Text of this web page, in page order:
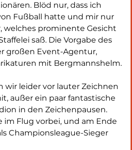
Blöd nur, dass ich
Fußball hatte und mir nur
welches prominente Gesicht
saß. Die Vorgabe des
großen Event-Agentur,
mit Bergmannshelm.
wir leider vor lauter Zeichnen
außer ein paar fantastische
in den Zeichenpausen.
im Flug vorbei, und am Ende
Championsleague-Sieger